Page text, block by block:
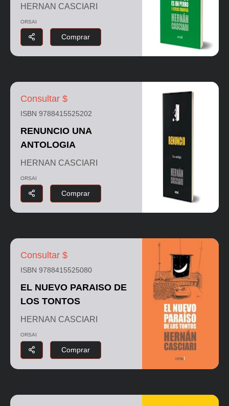
HERNAN CASCIARI
ORSAI
Comprar
Consultar $
ISBN 9788415525202
RENUNCIO UNA
ANTOLOGIA
HERNAN CASCIARI
ORSAI
Comprar
Consultar $
ISBN 9788415525080
EL NUEVO PARAISO DE
LOS TONTOS
HERNAN CASCIARI
ORSAI
Comprar